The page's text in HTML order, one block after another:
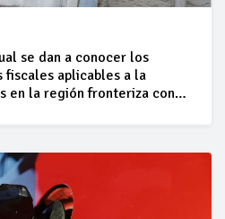
se dan a conocer los
aplicables a la
en la región fronteriza con
2026